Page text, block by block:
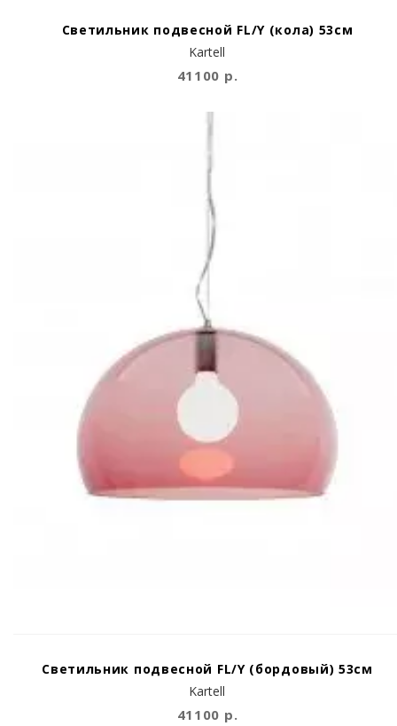
Kartell
Светильник подвесной FL/Y (кола) 53см
41100 р.
Kartell
Светильник подвесной FL/Y (бордовый) 53см
41100 р.